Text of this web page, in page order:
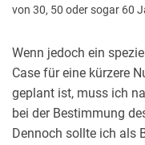
von 30, 50 oder sogar 60
Wenn jedoch ein
Case für eine kürzere
geplant ist, muss ich
bei der Bestimmung
Dennoch sollte ich als